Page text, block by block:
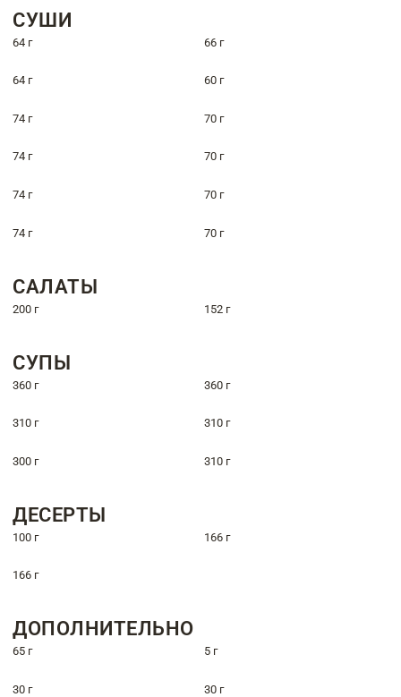
СУШИ
64 г 66 г
64 г 60 г
74 г 70 г
74 г 70 г
74 г 70 г
74 г 70 г
САЛАТЫ
200 г 152 г
СУПЫ
360 г 360 г
310 г 310 г
300 г 310 г
ДЕСЕРТЫ
100 г 166 г
166 г
ДОПОЛНИТЕЛЬНО
65 г 5 г
30 г 30 г